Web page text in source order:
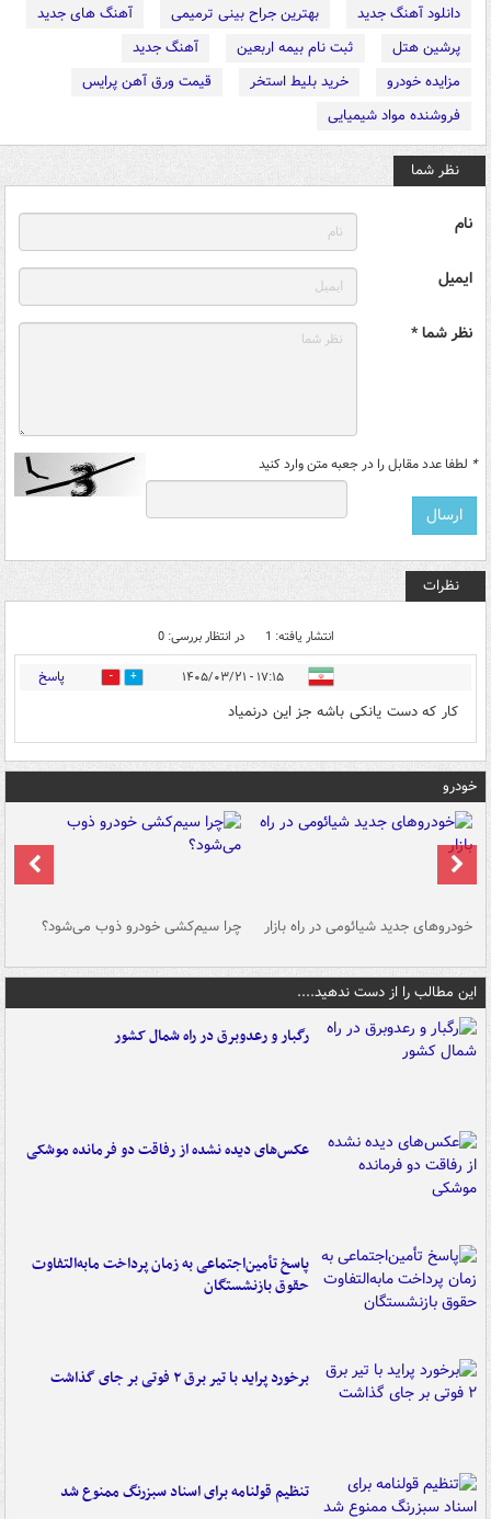
دانلود آهنگ جدید
بهترین جراح بینی ترمیمی
آهنگ های جدید
پرشین هتل
ثبت نام بیمه اربعین
آهنگ جدید
مزایده خودرو
خرید بلیط استخر
قیمت ورق آهن پرایس
فروشنده مواد شیمیایی
نظر شما
نام
ایمیل
نظر شما *
* لطفا عدد مقابل را در جعبه متن وارد کنید
نظرات
انتشار یافته: 1 در انتظار بررسی: 0
۱۷:۱۵ - ۱۴۰۵/۰۳/۲۱ 2 پاسخ
کار که دست یانکی باشه جز این درنمیاد
خودرو
خودروهای جدید شیائومی در راه بازار چرا سیم‌کشی خودرو ذوب می‌شود؟
این مطالب را از دست ندهید....
رگبار و رعدوبرق در راه شمال کشور
عکس‌های دیده نشده از رفاقت دو فرمانده‌ موشکی
پاسخ تأمین‌اجتماعی به زمان پرداخت مابه‌التفاوت
حقوق بازنشستگان
برخورد پراید با تیر برق ۲ فوتی بر جای گذاشت
تنظیم قولنامه برای اسناد سبزرنگ ممنوع شد